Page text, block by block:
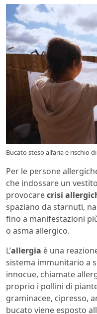
Bucato steso all’aria e rischio
Per le persone
che indossare un
provocarecrisi
spaziano da starnuti,
fino a manifestazioni
o asma allergico.
L’allergia è una
sistema immunitario a
innocue, chiamate
proprio i pollini di
graminacee, cipresso,
bucato viene esposto